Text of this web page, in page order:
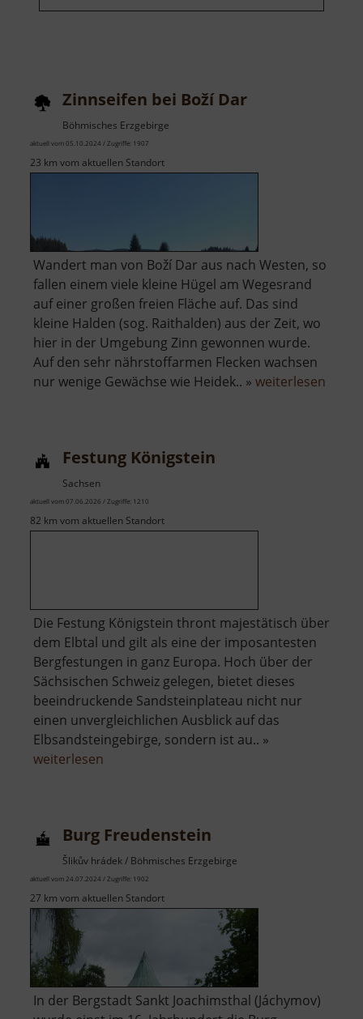
Zinnseifen bei Boží Dar
Böhmisches Erzgebirge
aktuell vom 05.10.2024 / Zugriffe: 1907
23 km vom aktuellen Standort
Wandert man von Boží Dar aus nach Westen, so
fallen einem viele kleine Hügel am Wegesrand
auf einer großen freien Fläche auf. Das sind
kleine Halden (sog. Raithalden) aus der Zeit, wo
hier in der Umgebung Zinn gewonnen wurde.
Auf den sehr nährstoffarmen Flecken wachsen
nur wenige Gewächse wie Heidek.. » weiterlesen
Festung Königstein
Sachsen
aktuell vom 07.06.2026 / Zugriffe: 1210
82 km vom aktuellen Standort
Die Festung Königstein thront majestätisch über
dem Elbtal und gilt als eine der imposantesten
Bergfestungen in ganz Europa. Hoch über der
Sächsischen Schweiz gelegen, bietet dieses
beeindruckende Sandsteinplateau nicht nur
einen unvergleichlichen Ausblick auf das
Elbsandsteingebirge, sondern ist au.. »
weiterlesen
Burg Freudenstein
Šlikův hrádek / Böhmisches Erzgebirge
aktuell vom 24.07.2024 / Zugriffe: 1902
27 km vom aktuellen Standort
In der Bergstadt Sankt Joachimsthal (Jáchymov)